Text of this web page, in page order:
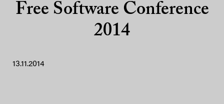
Free Software Conference
2014
13.11.2014